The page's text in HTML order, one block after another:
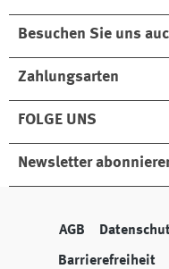
Besuchen Sie uns
Zahlungsarten
FOLGE UNS
Newsletter
AGB
Barrierefreiheit